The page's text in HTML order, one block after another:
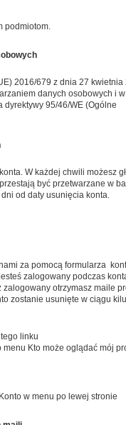
podmiotom.
2016/679 z dnia 27 kwietnia
danych osobowych i
dyrektywy 95/46/WE (Ogólne
W każdej chwili możesz
być przetwarzane w
od daty usunięcia konta.
za pomocą formularza
zalogowany podczas
otrzymasz maile
zostanie usunięte w ciągu
linku
Kto może oglądać mój
w menu po lewej stronie